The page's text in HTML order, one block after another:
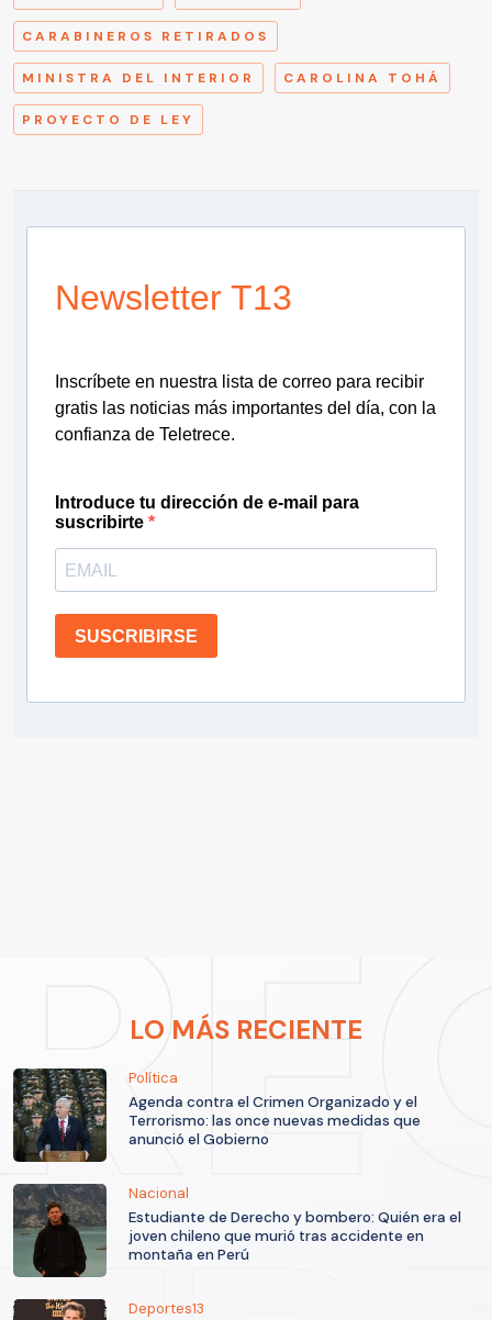
CARABINEROS RETIRADOS
MINISTRA DEL INTERIOR CAROLINA TOHÁ
PROYECTO DE LEY
Newsletter T13
Inscríbete en nuestra lista de correo para recibir
gratis las noticias más importantes del día, con la
confianza de Teletrece.
Introduce tu dirección de e-mail para
suscribirte
SUSCRIBIRSE
LO MÁS RECIENTE
Política
Agenda contra el Crimen Organizado y el
Terrorismo: las once nuevas medidas que
anunció el Gobierno
Nacional
Estudiante de Derecho y bombero: Quién era el
joven chileno que murió tras accidente en
montaña en Perú
Deportes13